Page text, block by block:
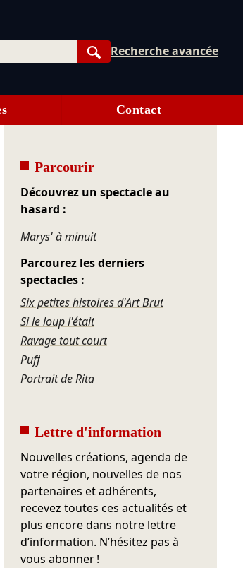
Rechercher
Recherche avancée
Contact
Parcourir
Découvrez un spectacle au
hasard :
Marys' à minuit
Parcourez les derniers
spectacles :
Six petites histoires d'Art Brut
Si le loup l'était
Ravage tout court
Puff
Portrait de Rita
Lettre d'information
Nouvelles créations, agenda de
votre région, nouvelles de nos
partenaires et adhérents,
recevez toutes ces actualités et
plus encore dans notre lettre
d’information. N’hésitez pas à
vous abonner !